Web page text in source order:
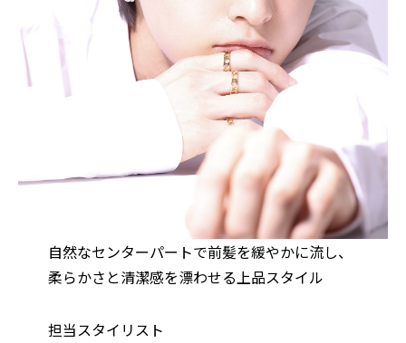
自然なセンターパートで前髪を緩やかに流し、
柔らかさと清潔感を漂わせる上品スタイル
担当スタイリスト